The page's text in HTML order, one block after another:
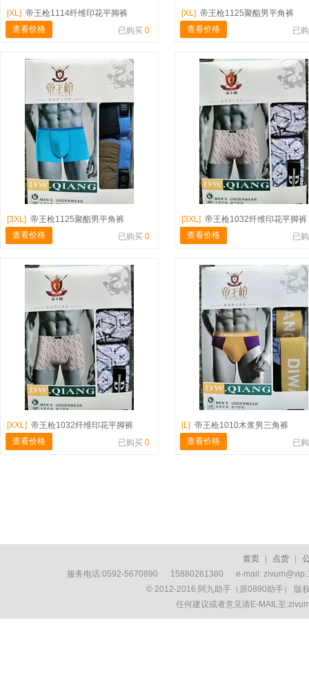
[XL] 帝王枪1114纤维印花平脚裤
查看价格
已购买 0
[XL] 帝王枪1125聚酯男平角裤
查看价格
已
[3XL] 帝王枪1125聚酯男平角裤
查看价格
已购买 0
[3XL] 帝王枪1032纤维印花平脚裤
查看价格
已
[XXL] 帝王枪1032纤维印花平脚裤
查看价格
已购买 0
[L] 帝王枪1010木浆男三角裤
查看价格
已
首页 点货
服务电话:0592-5670890 15880261380 e-mail:
© 2012-2016 阿九助手（原0890助手） 版
任何建议或者意见请E-MAIL至